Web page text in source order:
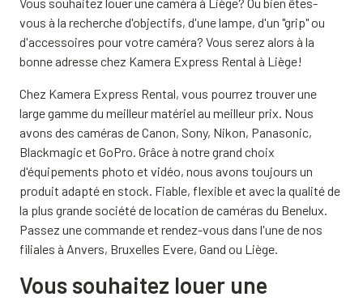
vous à la recherche d'objectifs, d'une lampe, d'un "grip" ou
d'accessoires pour votre caméra? Vous serez alors à la
bonne adresse chez Kamera Express Rental à Liège!
Chez Kamera Express Rental, vous pourrez trouver une
large gamme du meilleur matériel au meilleur prix. Nous
avons des caméras de Canon, Sony, Nikon, Panasonic,
Blackmagic et GoPro. Grâce à notre grand choix
d'équipements photo et vidéo, nous avons toujours un
produit adapté en stock. Fiable, flexible et avec la qualité de
la plus grande société de location de caméras du Benelux.
Passez une commande et rendez-vous dans l'une de nos
filiales à Anvers, Bruxelles Evere, Gand ou Liège.
Vous souhaitez louer une